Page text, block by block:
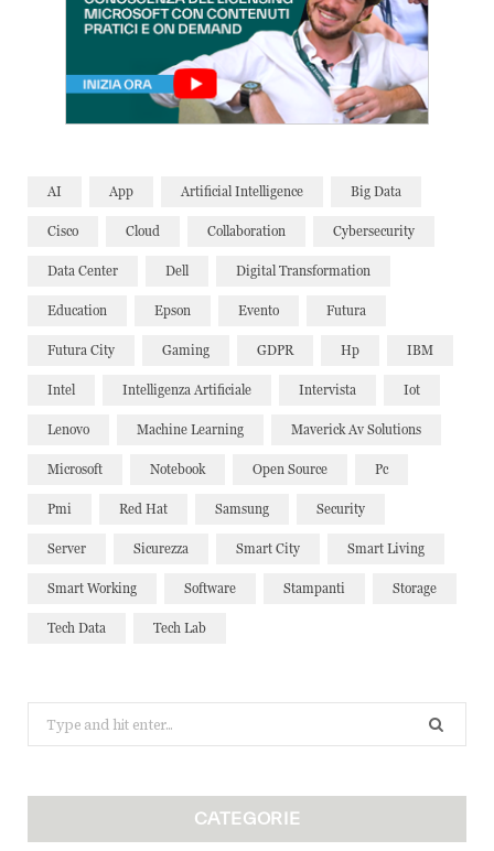
AI App Artificial Intelligence Big Data
Cisco Cloud Collaboration Cybersecurity
Data Center Dell Digital Transformation
Education Epson Evento Futura
Futura City Gaming GDPR Hp IBM
Intel Intelligenza Artificiale Intervista Iot
Lenovo Machine Learning Maverick Av Solutions
Microsoft Notebook Open Source Pc
Pmi Red Hat Samsung Security
Server Sicurezza Smart City Smart Living
Smart Working Software Stampanti Storage
Tech Data Tech Lab
for:
CATEGORIE